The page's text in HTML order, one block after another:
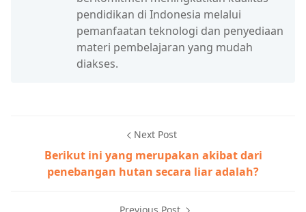
pendidikan di Indonesia melalui
pemanfaatan teknologi dan penyediaan
materi pembelajaran yang mudah
diakses.
Next Post
Berikut ini yang merupakan akibat dari
penebangan hutan secara liar adalah?